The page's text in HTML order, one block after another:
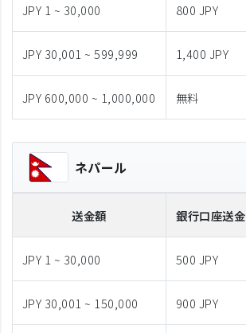
JPY 1 ~ 30,000
800 JPY
JPY 30,001 ~ 599,999
1,400 JPY
JPY 600,000 ~ 1,000,000 無料
ネパール
送金額 銀行口座送金
JPY 1 ~ 30,000 500 JPY
JPY 30,001 ~ 150,000 900 JPY